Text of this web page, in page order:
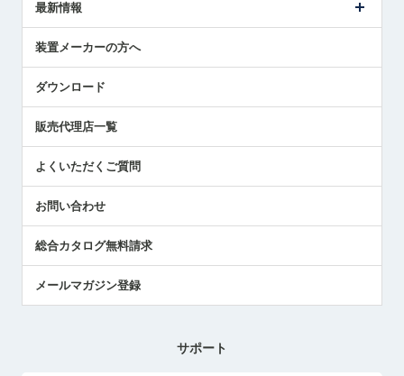
受賞履歴
採用情報
国/地域/言語
ツールセッタ製品
エアマイクロセンサ製品
最新情報
メトロールの技術
社員ブログ
中小企業のBCP地震対策
センサのテクニカルガイド
社長ブログ
装置メーカーの方へ
ダウンロード
販売代理店一覧
よくいただくご質問
お問い合わせ
総合カタログ無料請求
メールマガジン登録
サポート